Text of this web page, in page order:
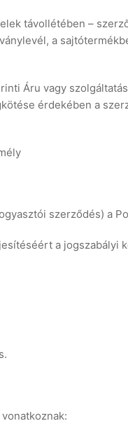
távollétében –
a
Áru vagy
érdekében a
szerződés) a
a jogszabályi